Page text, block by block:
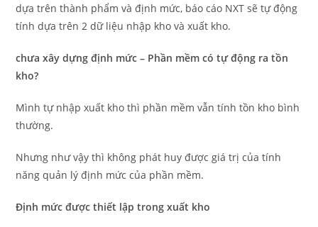
dựa trên thành phẩm và định mức, báo cáo NXT sẽ tự động
tính dựa trên 2 dữ liệu nhập kho và xuất kho.
chưa xây dựng định mức – Phần mềm có tự động ra tồn
kho?
Mình tự nhập xuất kho thì phần mềm vẫn tính tồn kho bình
thường.
Nhưng như vậy thì không phát huy được giá trị của tính
năng quản lý định mức của phần mềm.
Định mức được thiết lập trong xuất kho